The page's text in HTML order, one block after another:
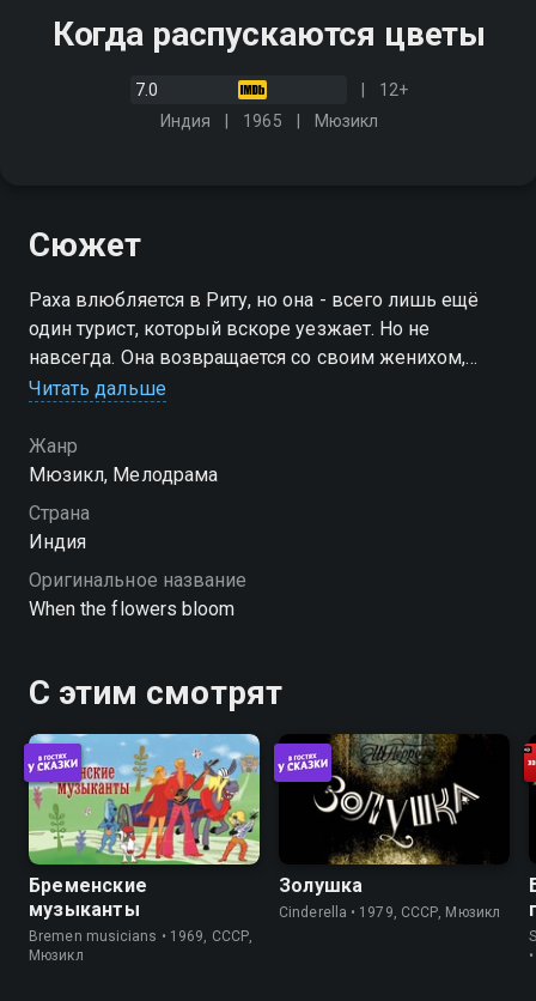
Когда распускаются цветы
7.0
12+
Индия
1965 Мюзикл
Сюжет
Раха влюбляется в Риту, но она - всего лишь ещё
один турист, который вскоре уезжает. Но не
навсегда. Она возвращается со своим женихом,
снобом и грубияном, которого выбрали её родители
Читать дальше
Жанр
Мюзикл, Мелодрама
Страна
Индия
Оригинальное название
When the flowers bloom
С этим смотрят
Бременские
музыканты
Bremen musicians • 1969, СССР,
Мюзикл
Золушка
Cinderella • 1979, СССР, Мюзикл